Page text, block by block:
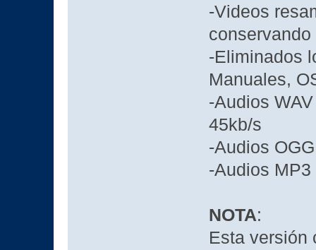
-Videos
-Eliminados
Manuales,
-Audios
45kb/s
-Audios
-Audios
NOTA:
Esta versión